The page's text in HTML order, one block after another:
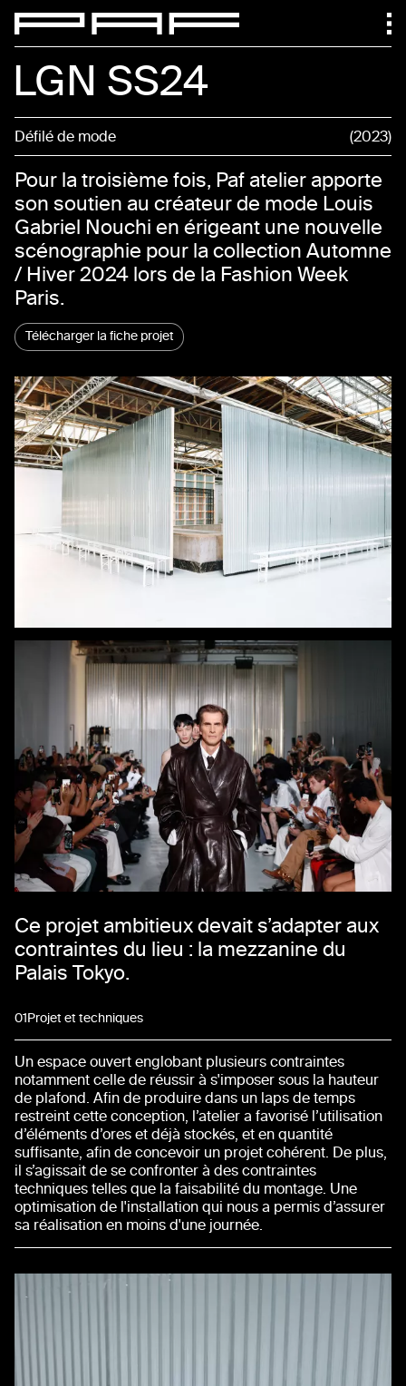
LGN SS24
Pour la troisième fois, Paf atelier apporte
son soutien au créateur de mode Louis
Gabriel Nouchi en érigeant une nouvelle
scénographie pour la collection Automne
/ Hiver 2024 lors de la Fashion Week
Paris.
Défilé de mode 2023
Télécharger la fiche projet
Ce projet ambitieux devait s’adapter aux
contraintes du lieu : la mezzanine du
Palais Tokyo.
01Projet et techniques
Un espace ouvert englobant plusieurs contraintes
notamment celle de réussir à s'imposer sous la hauteur
de plafond. Afin de produire dans un laps de temps
restreint cette conception, l’atelier a favorisé l’utilisation
d’éléments d’ores et déjà stockés, et en quantité
suffisante, afin de concevoir un projet cohérent. De plus,
il s’agissait de se confronter à des contraintes
techniques telles que la faisabilité du montage. Une
optimisation de l'installation qui nous a permis d’assurer
sa réalisation en moins d'une journée.